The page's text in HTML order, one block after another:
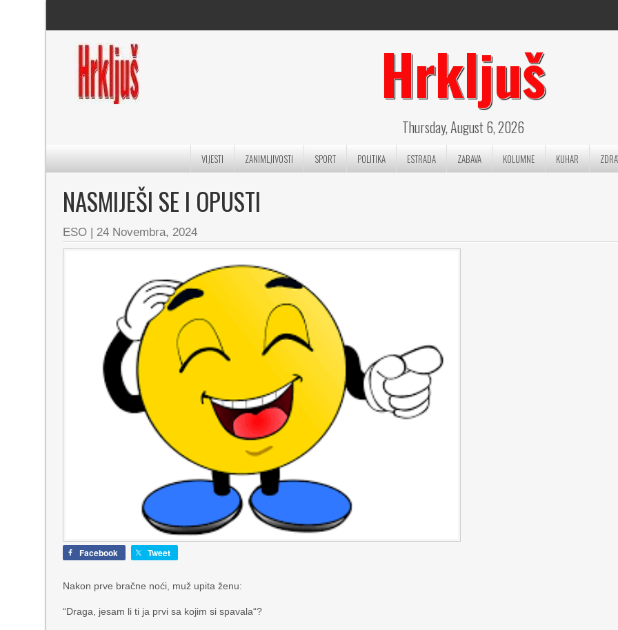
Hrkljuš
Thursday, August 6, 2026
VIJESTI ZANIMLJIVOSTI SPORT POLITIKA ESTRADA ZABAVA KOLUMNE KUHAR
NASMIJEŠI SE I OPUSTI
ESO | 24 Novembra, 2024
Facebook Tweet
Nakon prve bračne noći, muž upita ženu:
“Draga, jesam li ti ja prvi sa kojim si spavala“?